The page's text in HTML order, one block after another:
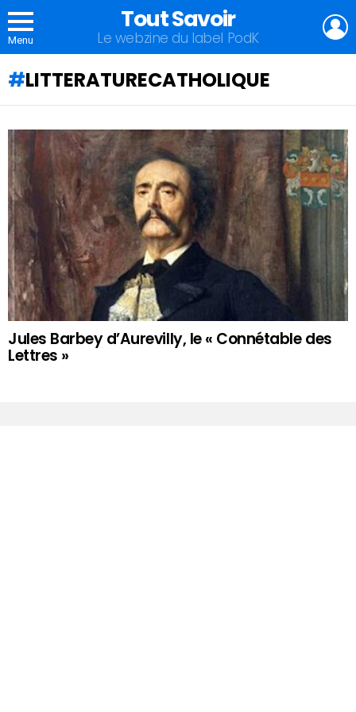
Menu
Tout Savoir
Le webzine du label PodK
LITTERATURECATHOLIQUE
QU'ALLEZ-
VOUS
APPRENDRE
AUJOURD'HUI
?
Jules Barbey d’Aurevilly, le « Connétable des
Lettres »